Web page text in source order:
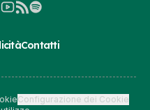
Contatti
Configurazione dei Cookie